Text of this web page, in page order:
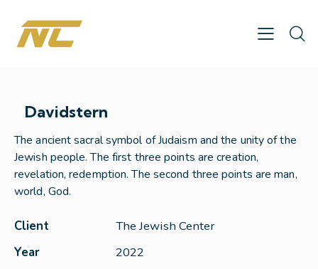
Davidstern
The ancient sacral symbol of Judaism and the unity of the
Jewish people. The first three points are creation,
revelation, redemption. The second three points are man,
world, God.
Client
The Jewish Center
Year
2022